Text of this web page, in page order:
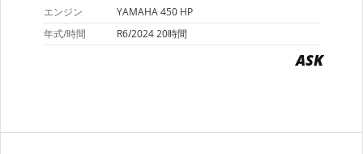
エンジン
YAMAHA 450 HP
年式/時間
R6/2024 20時間
ASK